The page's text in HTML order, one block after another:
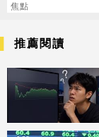
口
焦點
推薦閱讀